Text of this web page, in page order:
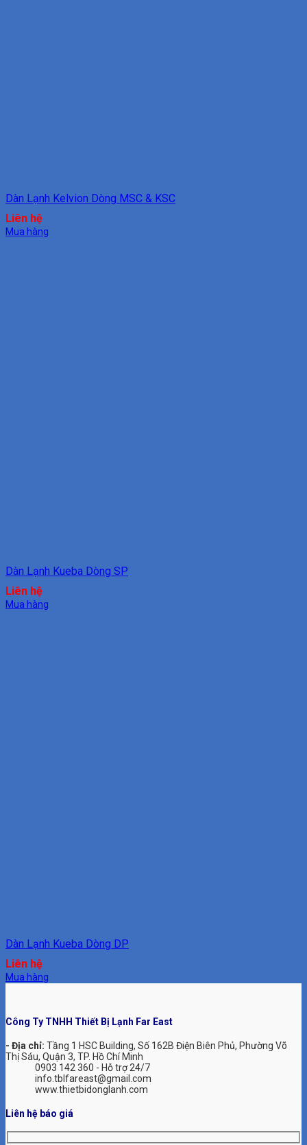
Dàn Lạnh Kelvion Dòng MSC & KSC
Liên hệ
Mua hàng
Dàn Lạnh Kueba Dòng SP
Liên hệ
Mua hàng
Dàn Lạnh Kueba Dòng DP
Liên hệ
Mua hàng
Công Ty TNHH Thiết Bị Lạnh Far East
- Địa chỉ: Tầng 1 HSC Building, Số 162B Điện Biên Phủ, Phường Võ
Thị Sáu, Quận 3, TP. Hồ Chí Minh
0903 142 360 - Hỗ trợ 24/7
info.tblfareast@gmail.com
www.thietbidonglanh.com
Liên hệ báo giá